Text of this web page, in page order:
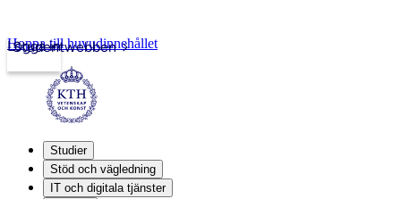
Studentwebben
Logga in
Hoppa till huvudinnehållet
Studier
Stöd och vägledning
IT och digitala tjänster